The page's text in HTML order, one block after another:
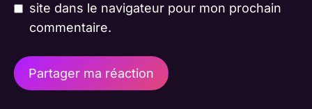
site dans le navigateur pour mon prochain
commentaire.